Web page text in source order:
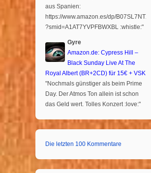
aus Spanien:
https://www.amazon.es/dp/B07SL7NTXR
?smid=A1AT7YVPFBWXBL :whistle:"
Gyre
Amazon.de: Cypress Hill –
Black Sunday Live At The
Royal Albert (BR+2CD) für 15€ + VSK
"Nochmals günstiger als beim Prime
Day. Der Atmos Ton allein ist schon
das Geld wert. Tolles Konzert :love:"
Die letzten 100 Kommentare